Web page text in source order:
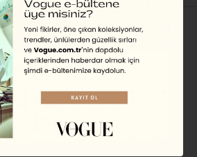
MODA HABER
Hailey Bieber’ın Gap
İşbirliğinden Celine’in Yeni
Sonbahar Kampanyasına,
Haftanın Moda Haberleri
GÜLİZAR NEHİR GÜLKANAT